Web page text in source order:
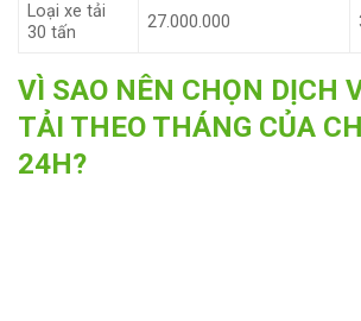
Loại xe tải
30 tấn
27.000.000
VÌ SAO NÊN CHỌN DỊCH
TẢI THEO THÁNG CỦA
24H?